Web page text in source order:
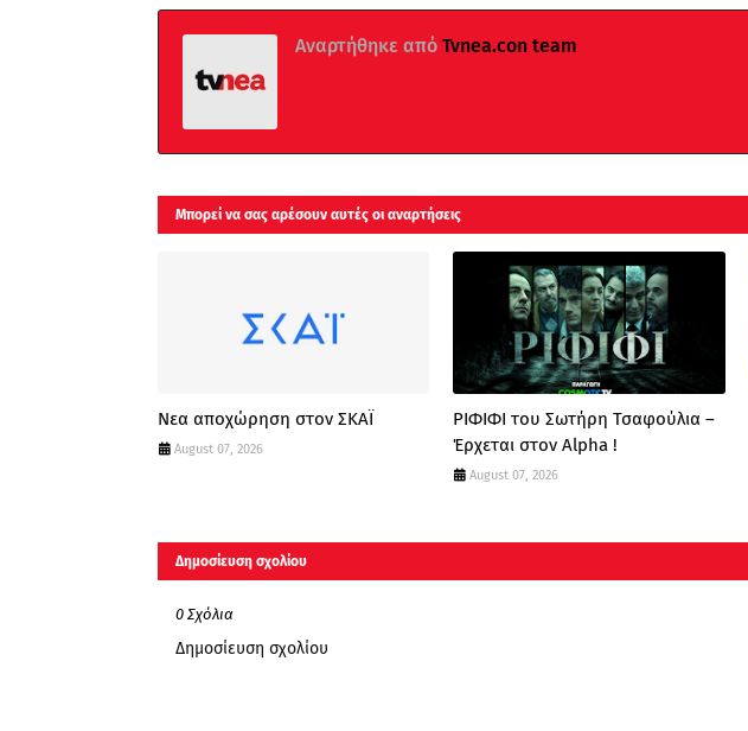
Αναρτήθηκε από Tvnea.con team
Μπορεί να σας αρέσουν αυτές οι αναρτήσεις
Νεα αποχώρηση στον ΣΚΑΪ
August 07, 2026
ΡΙΦΙΦΙ του Σωτήρη Τσαφούλια –
Έρχεται στον Alpha !
August 07, 2026
Δημοσίευση σχολίου
0 Σχόλια
Δημοσίευση σχολίου